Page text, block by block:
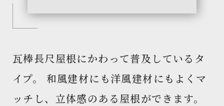
瓦棒長尺屋根にかわって普及しているタ
イプ。 和風建材にも洋風建材にもよくマ
ッチし、立体感のある屋根ができます。